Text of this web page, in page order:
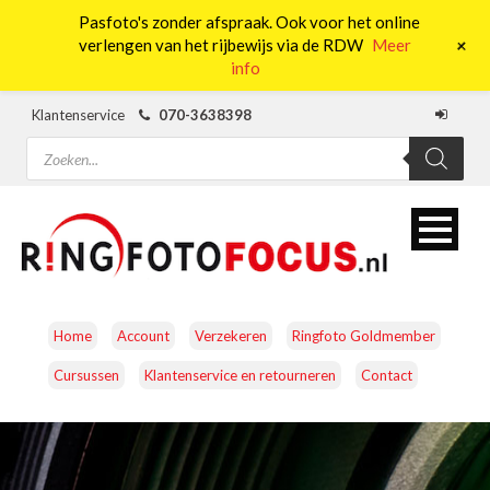
Klantenservice
070-3638398
Producten
zoeken
Home Account Verzekeren Ringfoto Goldmember
Cursussen Klantenservice en retourneren Contact
CAMERA’S OBJECTIEVEN ACCESSOIRES
Pasfoto's zonder afspraak. Ook voor het online
verlengen van het rijbewijs via de RDW Meer
info
+